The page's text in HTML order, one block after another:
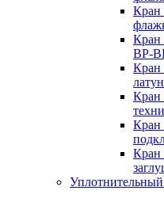
Кран
Кран
ВР-
Кран
Кран
Кран
Кран